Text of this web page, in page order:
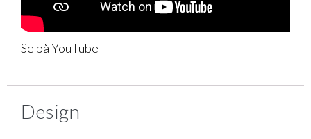
Se på YouTube
Design